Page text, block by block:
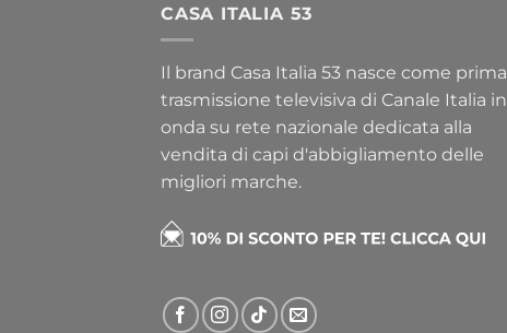
CASA ITALIA 53
Il brand Casa Italia 53 nasce come prima
trasmissione televisiva di Canale Italia in
onda su rete nazionale dedicata alla
vendita di capi d'abbigliamento delle
migliori marche.